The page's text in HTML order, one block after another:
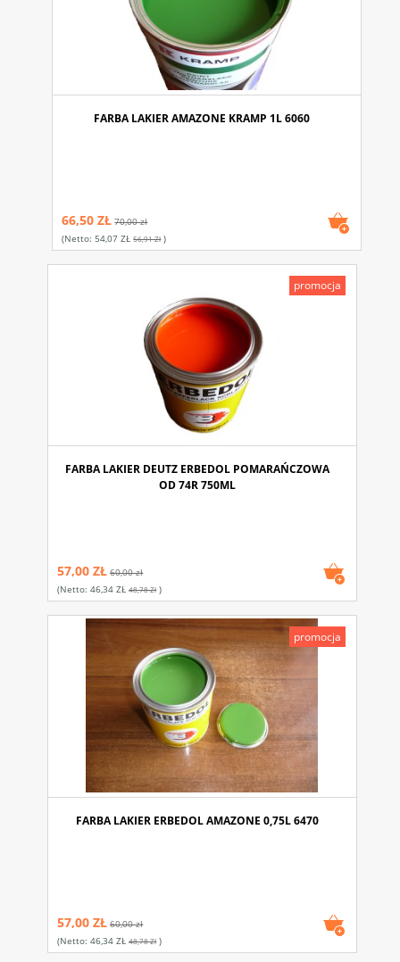
FARBA LAKIER AMAZONE KRAMP 1L 6060
66,50 ZŁ 70,00 zł
(netto:54,07 ZŁ 56,91 Zł)
FARBA LAKIER DEUTZ ERBEDOL POMARAŃCZOWA
OD 74R 750ML
57,00 ZŁ 60,00 zł
(netto:46,34 ZŁ 48,78 Zł)
promocja
FARBA LAKIER ERBEDOL AMAZONE 0,75L 6470
57,00 ZŁ 60,00 zł
(netto:46,34 ZŁ 48,78 Zł)
promocja